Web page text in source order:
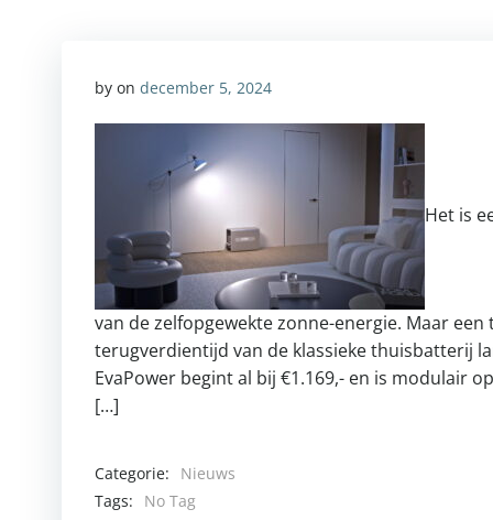
by on december 5, 2024
Het is
van de zelfopgewekte zonne-energie. Maar
terugverdientijd van de klassieke thuisbatterij
EvaPower begint al bij €1.169,- en is modulair
[…]
Categorie:
Nieuws
Tags:
No Tag